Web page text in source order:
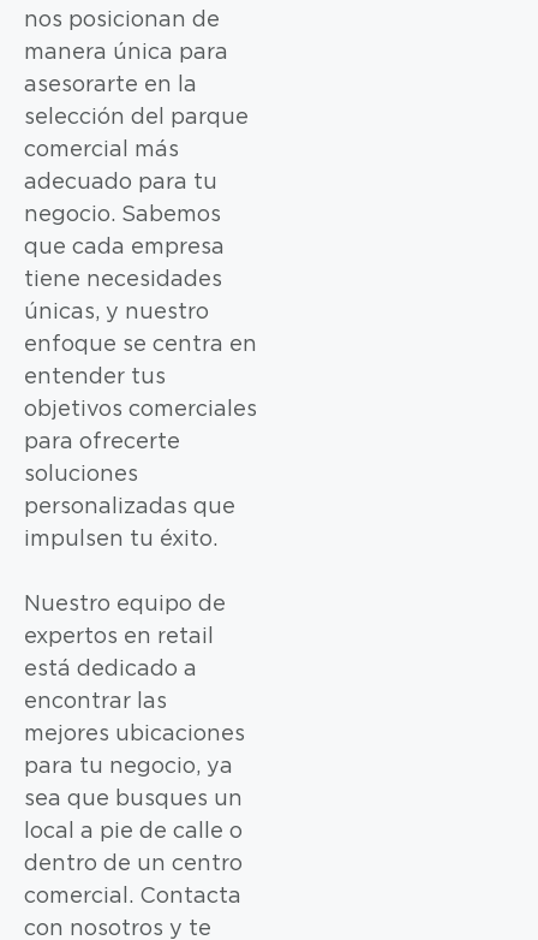
nos posicionan de
manera única para
asesorarte en la
selección del parque
comercial más
adecuado para tu
negocio. Sabemos
que cada empresa
tiene necesidades
únicas, y nuestro
enfoque se centra en
entender tus
objetivos comerciales
para ofrecerte
soluciones
personalizadas que
impulsen tu éxito.
Nuestro equipo de
expertos en retail
está dedicado a
encontrar las
mejores ubicaciones
para tu negocio, ya
sea que busques un
local a pie de calle o
dentro de un centro
comercial. Contacta
con nosotros y te